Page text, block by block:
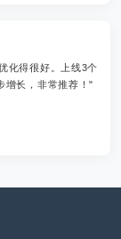
化得很好。上线3个
增长，非常推荐！"